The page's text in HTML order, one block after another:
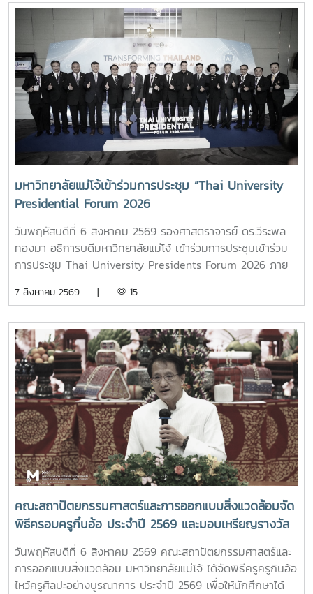
มหาวิทยาลัยแม่โจ้เข้าร่วมการประชุม “Thai University
Presidential Forum 2026
วันพฤหัสบดีที่ 6 สิงหาคม 2569 รองศาสตราจารย์ ดร.วีระพล
ทองมา อธิการบดีมหาวิทยาลัยแม่โจ้ เข้าร่วมการประชุมเข้าร่วม
การประชุม Thai University Presidents Forum 2026 ภาย
ได้รับเกียรติจาก ศาสตราจารย์ ดร.ยศชนัน วงศ์สวัสดิ์ รองนายก
วิทยาศาสตร์ วิจัยและนวัตกรรม เป็นประธานเปิดงาน ณ โรงแรม
เซ็นทารา แกรนด์ แอท เซ็นทรัลพลาซ่าลาดพร้าว กทม.สำหรับ
การประชุม Thai University Presidential Forum 2026 มี
นายดนุพร ปุณณกันต์ ผู้ช่วยรัฐมนตรีประจำกระทรวง อว.
ทพญ.ศรีญาดา ปาลิมาพันธ์ ที่ปรึกษา รมว.อว. ศ.ดร.ศุภชัย
ปทุมนากุล ปลัดกระทรวง อว. ดร.พันธุ์เพิ่มศักดิ์ อารุณี รองปลัด
กระทรวง อว. นางศรินยา สาขากร ผู้ช่วยปลัดกระทรวง อว.
คณะผู้บริหารหน่วยงานในกระทรวง อว. Professor Tan Eng
Chye, President, National University of Singapore
Professor Yang Bin , Vice Chancellor, Tsinghua
University Council Professor Tan Eng Chye อธิการบดี
มหาวิทยาลัยแห่งชาติสิงคโปร์ Professor Yang Bin รองประธาน
สภามหาวิทยาลัยชิงหวา ตลอดจนประธานที่ประชุมอธิการบดี ทั้ง
4 แห่ง ได้แก่ ที่ประชุมอธิการบดีแห่งประเทศไทย (ทปอ.) ที่ประชุม
อธิการบดีมหาวิทยาลัยราชภัฏ (ทปอ.มรภ.) ที่ประชุมอธิการบดี
มหาวิทยาลัยเทคโนโลยีราชมงคล (ทปอ.มทร.) สมาคมสถาบัน
7 สิงหาคม 2569 | 15
คณะสถาปัตยกรรมศาสตร์และการออกแบบสิ่งแวดล้อมจัด
พิธีครอบครูกิ๋นอ้อ ประจำปี 2569 และมอบเหรียญรางวัล
เรียนดี เกียรติบัตรแก่นักศึกษาที่สร้างชื่อเสียง เพื่อสืบสาน
ประเพณีอันทรงคุณค่า แสดงความเคารพต่อครูบาอาจารย์
และความเป็นสิริมงคลก่อนเริ่มต้นเส้นทางแห่งการเรียนรู้
วันพฤหัสบดีที่ 6 สิงหาคม 2569 คณะสถาปัตยกรรมศาสตร์และ
การออกแบบสิ่งแวดล้อม มหาวิทยาลัยแม่โจ้ ได้จัดพิธีครูครูกินอ้อ
ไหว้ครูศิลปะอย่างบูรณาการ ประจำปี 2569 เพื่อให้นักศึกษาได้